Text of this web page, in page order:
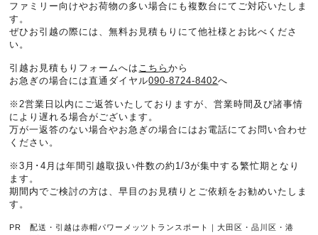
ファミリー向けやお荷物の多い場合にも複数台にてご対応いたしま
す。
ぜひお引越の際には、無料お見積もりにて他社様とお比べくださ
い。
引越お見積もりフォームへは こちらから
お急ぎの場合には直通ダイヤル090-8724-8402へ
※2営業日以内にご返答いたしておりますが、営業時間及び諸事情
により遅れる場合がございます。
万が一返答のない場合やお急ぎの場合にはお電話にてお問い合わせ
ください。
※3月･4月は年間引越取扱い件数の約1/3が集中する繁忙期となり
ます。
期間内でご検討の方は、早目のお見積りとご依頼をお勧めいたしま
す。
PR 配送・引越は赤帽パワーメッツトランスポート｜大田区・品川区・港